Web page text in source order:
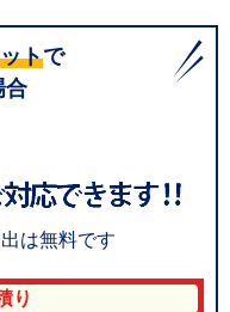
トで
合
は無料です
り